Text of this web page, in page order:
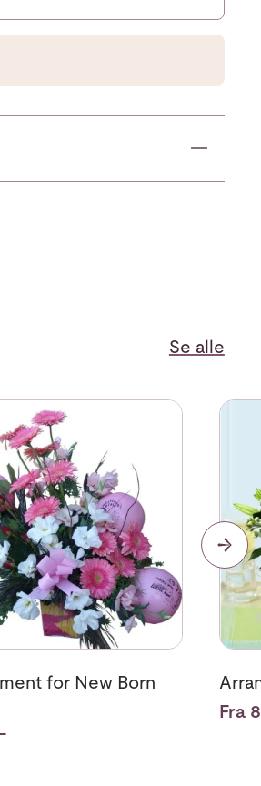
Se alle
Arrangement for New Born Baby
for New Born
Se
Fra